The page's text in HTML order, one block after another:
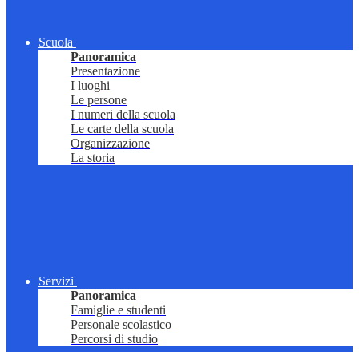
Scuola
Panoramica
Presentazione
I luoghi
Le persone
I numeri della scuola
Le carte della scuola
Organizzazione
La storia
Servizi
Panoramica
Famiglie e studenti
Personale scolastico
Percorsi di studio